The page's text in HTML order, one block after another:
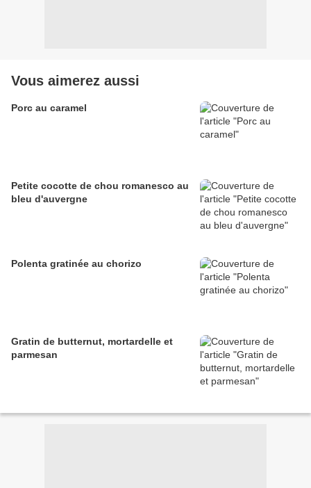
Vous aimerez aussi
Porc au caramel
Petite cocotte de chou romanesco au
bleu d'auvergne
Polenta gratinée au chorizo
Gratin de butternut, mortardelle et
parmesan